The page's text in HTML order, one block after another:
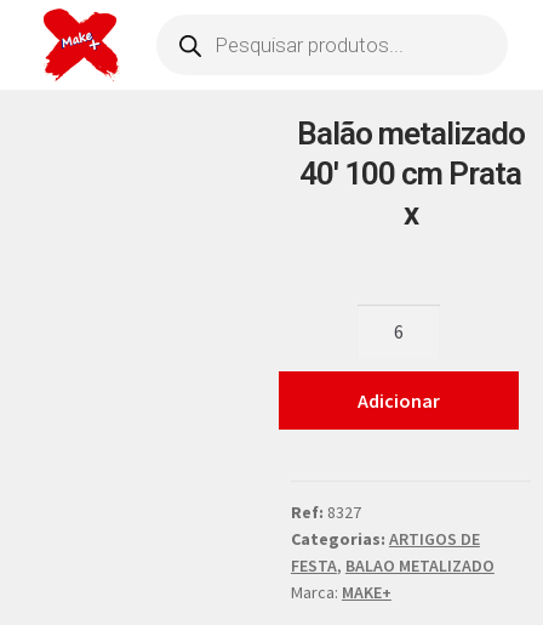
Balão metalizado
40′ 100 cm Prata
x
Adicionar
Ref: 8327
Categorias: ARTIGOS DE
FESTA, BALAO METALIZADO
Marca: MAKE+